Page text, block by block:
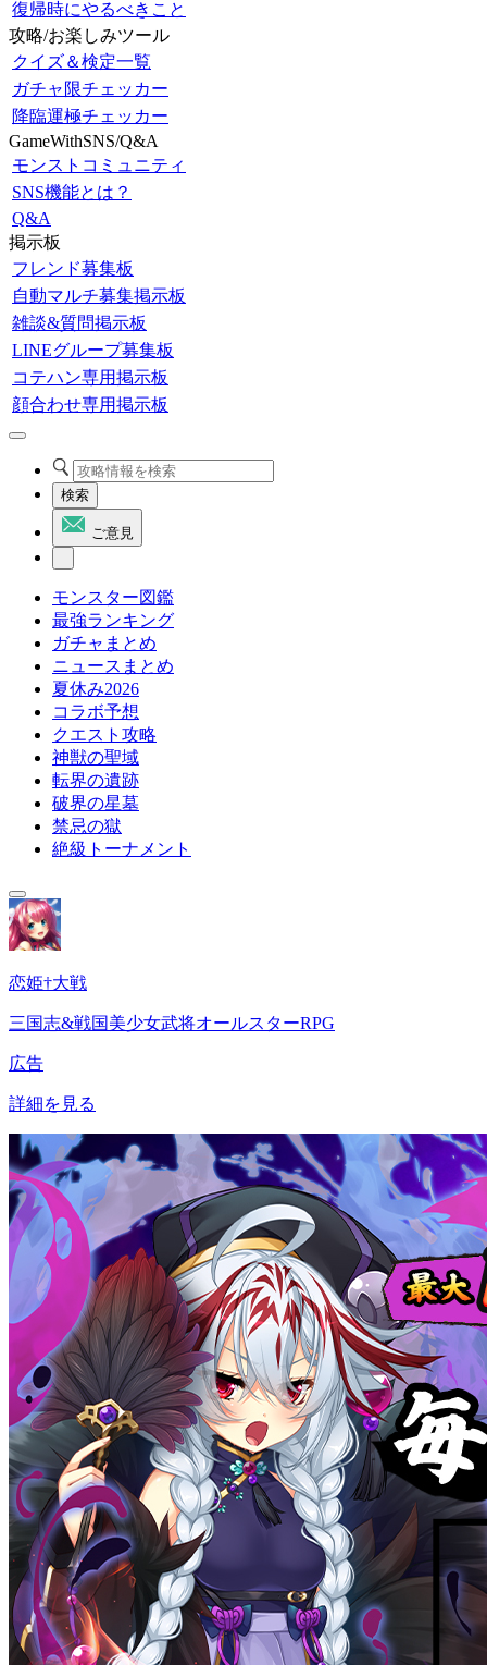
復帰時にやるべきこと
攻略/お楽しみツール
クイズ＆検定一覧
ガチャ限チェッカー
降臨運極チェッカー
GameWithSNS/Q&A
モンストコミュニティ
SNS機能とは？
Q&A
掲示板
フレンド募集板
自動マルチ募集掲示板
雑談&質問掲示板
LINEグループ募集板
コテハン専用掲示板
顔合わせ専用掲示板
検索
ご意見
モンスター図鑑
最強ランキング
ガチャまとめ
ニュースまとめ
夏休み2026
コラボ予想
クエスト攻略
神獣の聖域
転界の遺跡
破界の星墓
禁忌の獄
絶級トーナメント
恋姫†大戦
三国志&戦国美少女武将オールスターRPG
広告
詳細を見る